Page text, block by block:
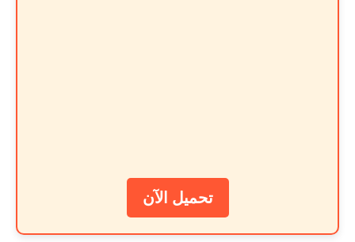
تحميل الآن